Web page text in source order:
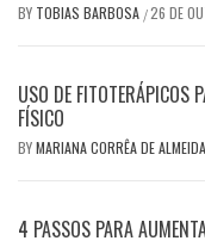
BY TOBIAS BARBOSA /26 DE
USO DE FITOTERÁPICOS
FÍSICO
BYMARIANA CORRÊA DE
4 PASSOS PARA